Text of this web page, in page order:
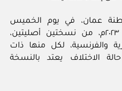
عمان، في يوم الخميس
الموافق ٣٠ من نوفمبر ٢٠٢٣م، من نسختين أصليتين،
والفرنسية، لكل منها ذات
الاختلاف يعتد بالنسخة